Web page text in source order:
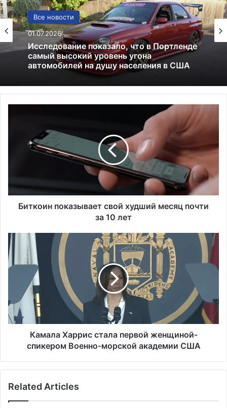
Все новости
01.07.2026
Исследование показало, что в Портленде
самый высокий уровень угона
автомобилей на душу населения в США
Политика
24.06.2025
Россия больше не получит американских
льгот: что это значит и к чему приведёт
о
ы
в
а
е
в
й
ш
й
Биткоин показывает свой худший месяц почти
за 10 лет
К
а
м
а
Х
а
р
а
Камала Харрис стала первой женщиной-
спикером Военно-морской академии США
Related Articles